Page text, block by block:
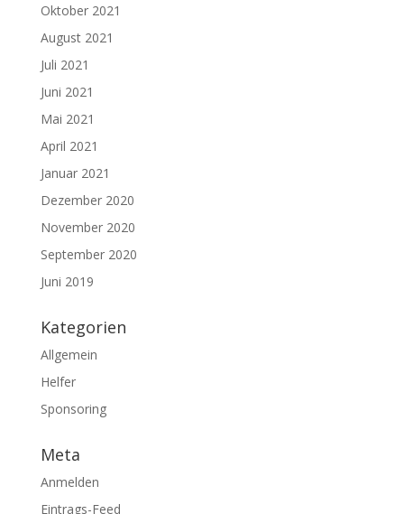
Oktober 2021
August 2021
Juli 2021
Juni 2021
Mai 2021
April 2021
Januar 2021
Dezember 2020
November 2020
September 2020
Juni 2019
Kategorien
Allgemein
Helfer
Sponsoring
Meta
Anmelden
Eintrags-Feed